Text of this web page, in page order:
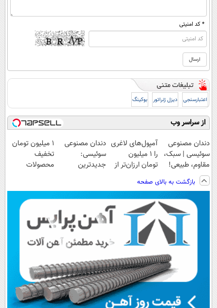
* کد امنیتی
اعتبارسنجی دیزل ژنراتور بوکینگ
از سراسر وب
دندان مصنوعی
سوئیسی | سبک،
مقاوم، طبیعی!
ویزیت
رایگان+پرداخت
اقساطی😍
آمپول‌های لاغری
را ۱ میلیون
تومان ارزان‌تر از
دندان مصنوعی
سوئیسی:
جدیدترین
پرداخت قسطی
۱ میلیون تومان
تخفیف
محصولات
شروع کاهش
بازگشت به بالای صفحه